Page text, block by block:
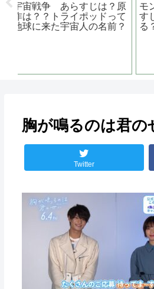
胸が鳴るのは君の
Twitter